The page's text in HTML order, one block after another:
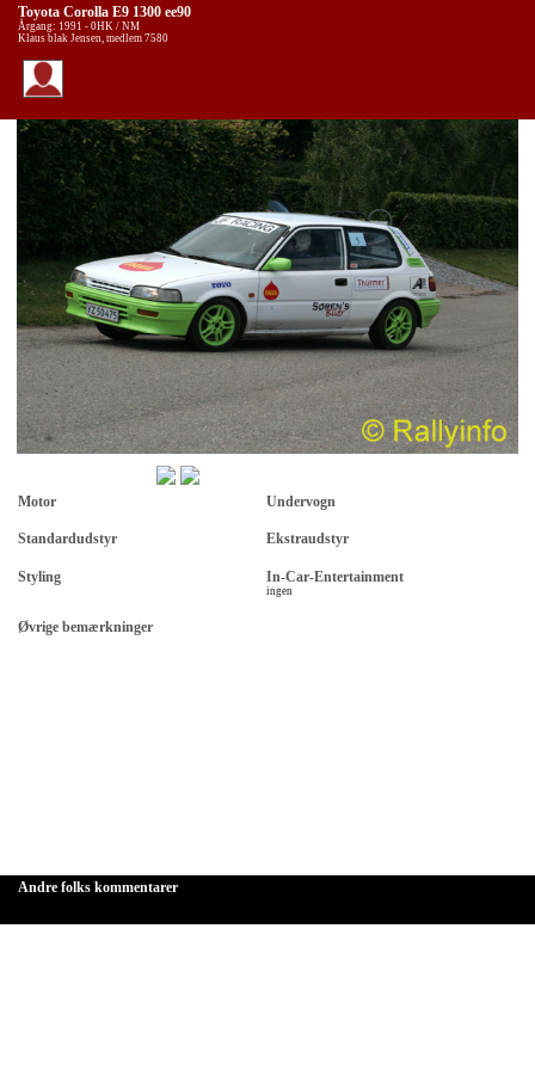
Toyota Corolla E9 1300 ee90
Årgang: 1991 - 0HK / NM
Klaus blak Jensen, medlem 7580
Motor Undervogn
Standardudstyr Ekstraudstyr
Styling In-Car-Entertainment
ingen
Øvrige bemærkninger
Andre folks kommentarer